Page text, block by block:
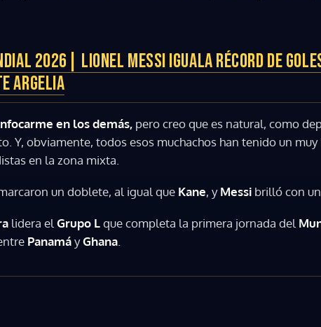
2026| LIONEL MESSI IGUALA RÉCORD DE
ARGELIA
en los demás, pero creo que es natural, como
Y, obviamente, todos esos muchachos han tenido un
en la zona mixta.
un doblete, al igual que Kane, yMessi brilló con
lidera el Grupo Lque completa la primera jornada del
PanamáyGhana